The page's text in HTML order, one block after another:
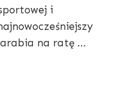
i
na ratę …